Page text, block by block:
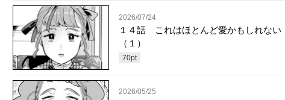
2026/07/24
１４話 これはほとんど愛かもしれない
（１）
70pt
2026/05/25